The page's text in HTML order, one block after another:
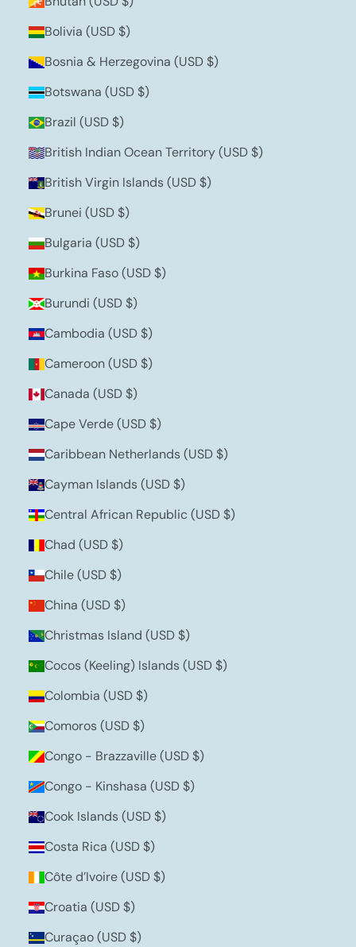
Bolivia (USD $)
Bosnia & Herzegovina (USD $)
Botswana (USD $)
Brazil (USD $)
British Indian Ocean Territory (USD $)
British Virgin Islands (USD $)
Brunei (USD $)
Bulgaria (USD $)
Burkina Faso (USD $)
Burundi (USD $)
Cambodia (USD $)
Cameroon (USD $)
Canada (USD $)
Cape Verde (USD $)
Caribbean Netherlands (USD $)
Cayman Islands (USD $)
Central African Republic (USD $)
Chad (USD $)
Chile (USD $)
China (USD $)
Christmas Island (USD $)
Cocos (Keeling) Islands (USD $)
Colombia (USD $)
Comoros (USD $)
Congo - Brazzaville (USD $)
Congo - Kinshasa (USD $)
Cook Islands (USD $)
Costa Rica (USD $)
Côte d’Ivoire (USD $)
Croatia (USD $)
Curaçao (USD $)